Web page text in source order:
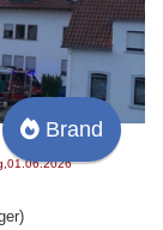
Brand